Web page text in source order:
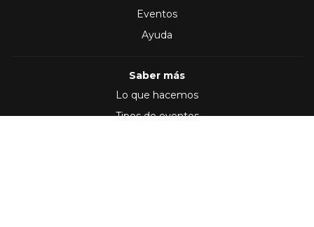
Eventos
Ayuda
Saber más
Lo que hacemos
Tipos de eventos